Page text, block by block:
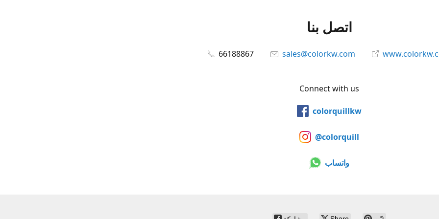
اتصل بنا
66188867 sales@colorkw.com
Connect with us
colorquillkw
@colorquill
واتساب